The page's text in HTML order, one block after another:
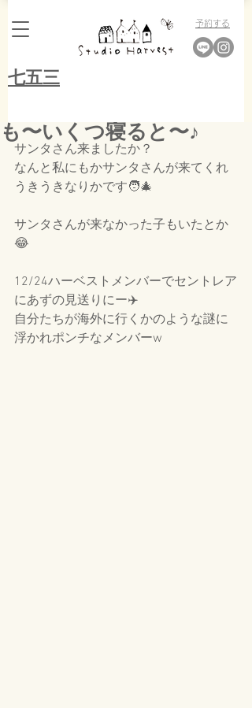
​予約する
​七五三
も〜いくつ寝ると〜♪
サンタさん来ましたか？
なんと私にもかサンタさんが来てくれ
うきうきなりかです🧑‍🎄
サンタさんが来なかった子もいたとか
😂
12/24ハーベストメンバーでセントレア
にあずの見送りにー✈️
自分たちが海外に行くかのような謎に
浮かれポンチなメンバーw